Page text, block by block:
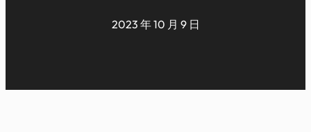
2023 年 10 月 9 日